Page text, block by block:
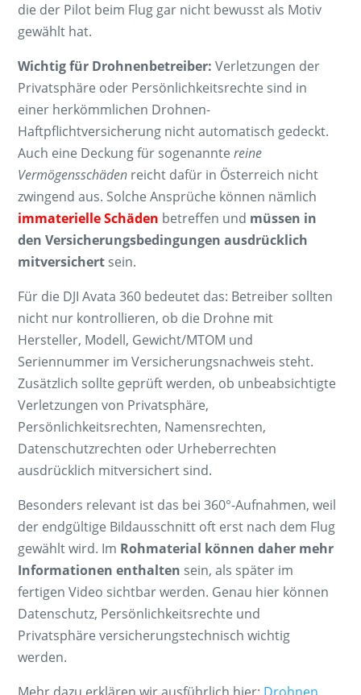
die der Pilot beim Flug gar nicht bewusst als Motiv
gewählt hat.
Wichtig für Drohnenbetreiber: Verletzungen der
Privatsphäre oder Persönlichkeitsrechte sind in
einer herkömmlichen Drohnen-
Haftpflichtversicherung nicht automatisch gedeckt.
Auch eine Deckung für sogenanntereine
Vermögensschäden reicht dafür in Österreich nicht
zwingend aus. Solche Ansprüche können nämlich
immaterielle Schäden betreffen und müssen in
den Versicherungsbedingungen ausdrücklich
mitversichert sein.
Für die DJI Avata 360 bedeutet das: Betreiber sollten
nicht nur kontrollieren, ob die Drohne mit
Hersteller, Modell, Gewicht/MTOM und
Seriennummer im Versicherungsnachweis steht.
Zusätzlich sollte geprüft werden, ob unbeabsichtigte
Verletzungen von Privatsphäre,
Persönlichkeitsrechten, Namensrechten,
Datenschutzrechten oder Urheberrechten
ausdrücklich mitversichert sind.
Besonders relevant ist das bei 360°-Aufnahmen, weil
der endgültige Bildausschnitt oft erst nach dem Flug
gewählt wird. Im Rohmaterial können daher mehr
Informationen enthalten sein, als später im
fertigen Video sichtbar werden. Genau hier können
Datenschutz, Persönlichkeitsrechte und
Privatsphäre versicherungstechnisch wichtig
werden.